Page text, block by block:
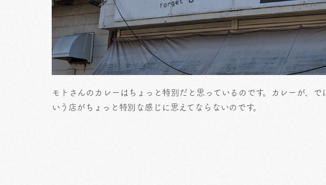
モトさんのカレーはちょっと特別だと思っているのです。カレーが、で
いう店がちょっと特別な感じに思えてならないのです。